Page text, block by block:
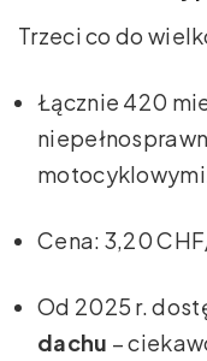
Trzeci co do
Łącznie 420
Cena: 3,20
Od 2025 r.
dachu –